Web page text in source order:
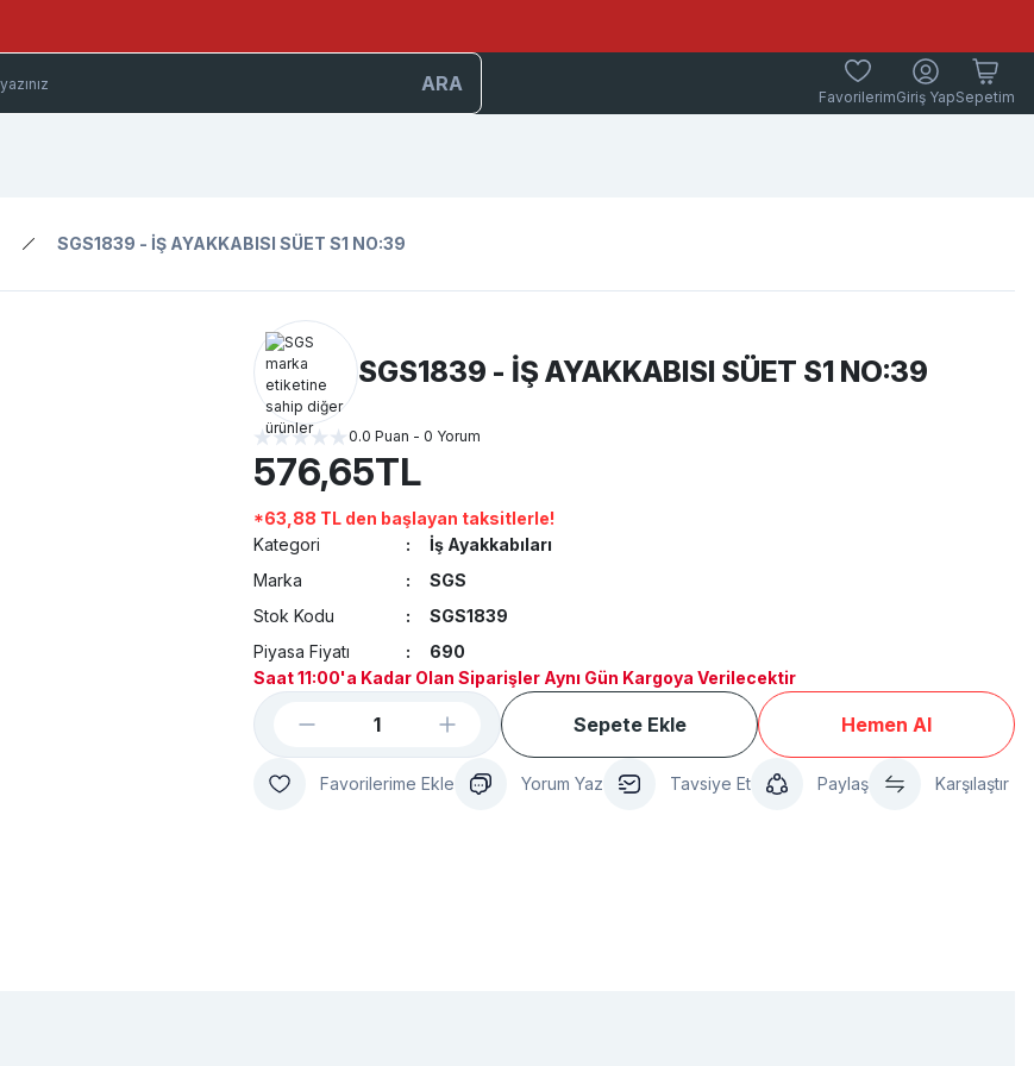
ARA
FavorilerimGiriş YapSepetim
SGS1839 - İŞ AYAKKABISI SÜET S1 NO:39
SGS1839 - İŞ AYAKKABISI SÜET S1 NO:39
0.0 Puan - 0 Yorum
576,65TL
*63,88 TL den başlayan taksitlerle!
Kategori
İş Ayakkabıları
Marka
SGS
Stok Kodu
SGS1839
Piyasa Fiyatı
690
Saat 11:00'a Kadar Olan Siparişler Aynı Gün Kargoya Verilecektir
Sepete Ekle Hemen Al
Yorum Yaz Tavsiye Et Paylaş Karşılaştır